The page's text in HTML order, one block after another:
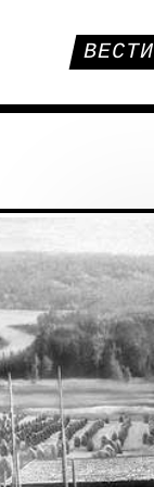
ВЕСТИ